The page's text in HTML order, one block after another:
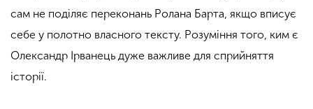
сам не поділяє переконань Ролана Барта, якщо вписує
себе у полотно власного тексту. Розуміння того, ким є
Олександр Ірванець дуже важливе для сприйняття
історії.